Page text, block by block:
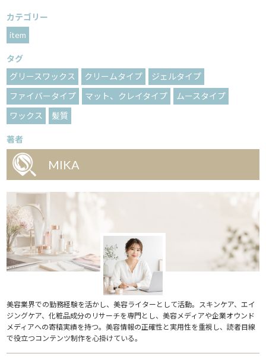
カテゴリー
item
タグ
グリースワックス
クリームタイプ
ジェルタイプ
ファイバータイプ
マット、クレイタイプ
ムースタイプ
ワックス
髪質
著者
MIKA
美容業界での勤務経験を活かし、美容ライターとして活動。スキンケア、エイ
ジングケア、化粧品成分のリサーチを専門とし、美容メディアや企業オウンド
メディアへの寄稿実績を持つ。美容情報の正確性と実用性を重視し、読者目線
で役立つコンテンツ制作を心掛けている。